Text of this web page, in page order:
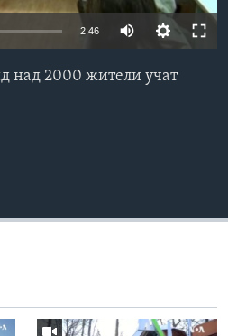
2:46
над 2000 жители учат